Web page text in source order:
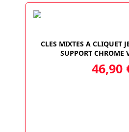
CLES MIXTES A CLIQUET
SUPPORT CHROME
46,90